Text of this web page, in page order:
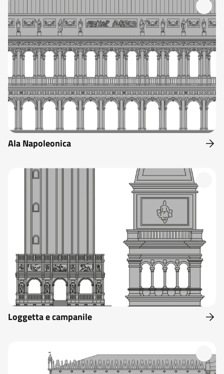
Ala Napoleonica
Loggetta e campanile